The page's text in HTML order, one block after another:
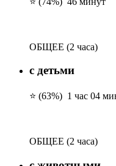
ОБЩЕЕ (2 часа)
с детьми
⭐ (63%) 1 час 04
ОБЩЕЕ (2 часа)